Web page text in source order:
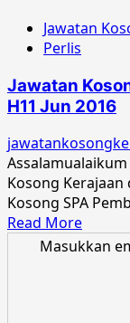
Jawatan
Perlis
Jawatan
H11 Jun 2016
Kosong Kerajaan
Kosong SPA
Read MoreRead
more
Masukkan